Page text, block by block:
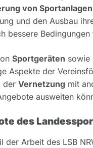
von Sportanlagen
und den Ausbau
bessere
Sportgeräten sowie
Aspekte der
der Vernetzung mit
ausweiten
des
der Arbeit des LSB